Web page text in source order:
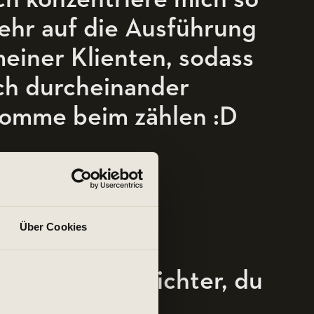
Über Cookies
auf die Ausführung
Klienten, sodass
durcheinander
beim zählen :D
Es wird nicht leichter, du